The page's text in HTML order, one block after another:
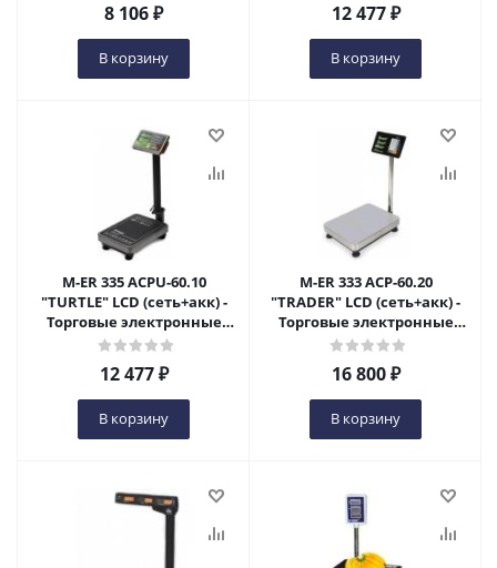
8 106₽
В корзину
12 477₽
В корзину
M-ER 335 ACPU-60.10
"TURTLE" LCD (сеть+акк) -
Торговые электронные
весы в Нур-Султане
12 477₽
В корзину
M-ER 333 ACP-60.20
"TRADER" LCD (сеть+акк) -
Торговые электронные
весы в Нур-Султане
16 800₽
В корзину